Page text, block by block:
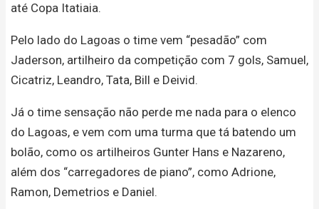
até Copa Itatiaia.
Pelo lado do Lagoas o time vem “pesadão” com
Jaderson, artilheiro da competição com 7 gols, Samuel,
Cicatriz, Leandro, Tata, Bill e Deivid.
Já o time sensação não perde me nada para o elenco
do Lagoas, e vem com uma turma que tá batendo um
bolão, como os artilheiros Gunter Hans e Nazareno,
além dos “carregadores de piano”, como Adrione,
Ramon, Demetrios e Daniel.